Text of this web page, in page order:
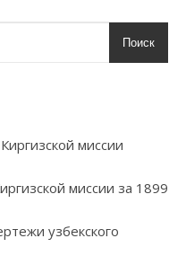
Поиск
миссии
миссии за 1899
узбекского